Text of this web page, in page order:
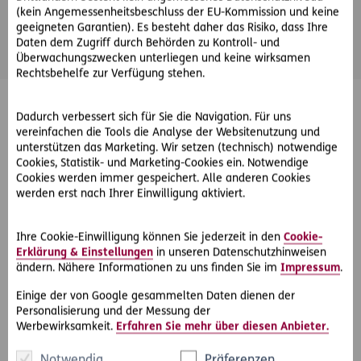
(kein Angemessenheitsbeschluss der EU-Kommission und keine
geeigneten Garantien). Es besteht daher das Risiko, dass Ihre
Daten dem Zugriff durch Behörden zu Kontroll- und
Überwachungszwecken unterliegen und keine wirksamen
Rechtsbehelfe zur Verfügung stehen.
Dadurch verbessert sich für Sie die Navigation. Für uns
vereinfachen die Tools die Analyse der Websitenutzung und
unterstützen das Marketing. Wir setzen (technisch) notwendige
Cookies, Statistik- und Marketing-Cookies ein. Notwendige
Cookies werden immer gespeichert. Alle anderen Cookies
werden erst nach Ihrer Einwilligung aktiviert.
Ihre Cookie-Einwilligung können Sie jederzeit in den Cookie-
Erklärung & Einstellungen in unseren Datenschutzhinweisen
ändern. Nähere Informationen zu uns finden Sie im Impressum.
Einige der von Google gesammelten Daten dienen der
Personalisierung und der Messung der
Werbewirksamkeit. Erfahren Sie mehr über diesen Anbieter.
sich je nach Ihrem Veranlagungsziel. Informieren Sie sich in
unserem ausführlichenVeranlagungsguide.